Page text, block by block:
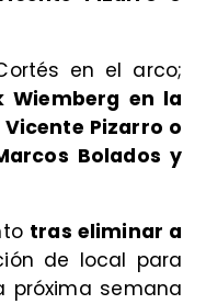
en el arco;
Wiemberg en la
Pizarro o
Bolados y
tras eliminar a
de local para
próxima semana